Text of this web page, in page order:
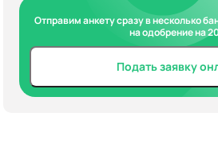
Отправим анкету сразу в несколько
на одобрение на
Подать заявку